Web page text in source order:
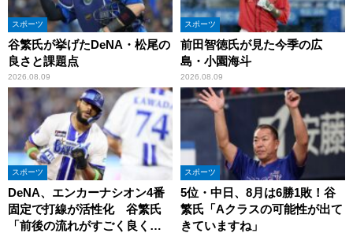
スポーツ
谷繁氏が挙げたDeNA・松尾の
良さと課題点
2026.08.09
スポーツ
前田智徳氏が見た今季の広
島・小園海斗
2026.08.09
スポーツ
DeNA、エンカーナシオン4番
固定で打線が活性化 谷繁氏
「前後の流れがすごく良くな
スポーツ
5位・中日、8月は6勝1敗！谷
繁氏「Aクラスの可能性が出て
きていますね」